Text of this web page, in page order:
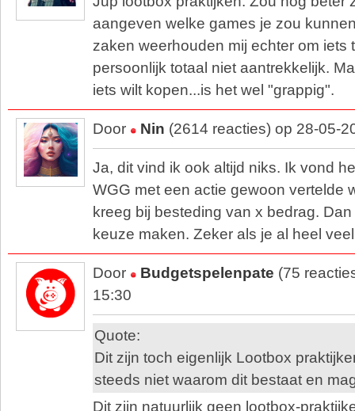
aangeven welke games je zou
zaken weerhouden mij echter om iets
persoonlijk totaal niet aantrekkelijk.
iets wilt kopen...is het wel "grappig".
Door Nin (2614 reacties) op 28-05-
Ja, dit vind ik ook altijd niks. Ik vond
WGG met een actie gewoon vertelde
kreeg bij besteding van x bedrag.
keuze maken. Zeker als je al heel
Door Budgetspelenpate (75
15:30
Quote:
Dit zijn toch eigenlijk Lootbox
steeds niet waarom dit bestaat en
Dit zijn natuurlijk geen lootbox-